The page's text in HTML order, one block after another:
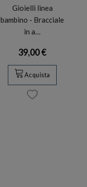
Gioielli linea
bambino - Bracciale
in a…
39,00 €
Acquista